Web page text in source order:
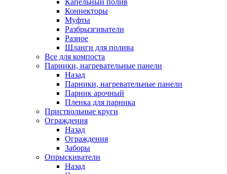
Капельный полив
Коннекторы
Муфты
Разбрызгиватели
Разное
Шланги для полива
Все для компоста
Парники, нагревательные панели
Назад
Парники, нагревательные панели
Парник арочный
Пленка для парника
Приствольные круги
Ограждения
Назад
Ограждения
Заборы
Опрыскиватели
Назад